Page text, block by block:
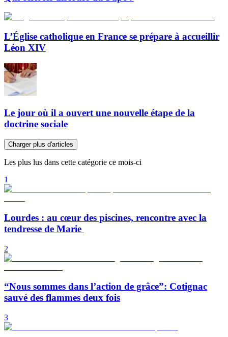
L’Église catholique en France se prépare à accueillir
Léon XIV
Le jour où il a ouvert une nouvelle étape de la
doctrine sociale
Charger plus d'articles
Les plus lus dans cette catégorie ce mois-ci
1
Lourdes : au cœur des piscines, rencontre avec la
tendresse de Marie
2
“Nous sommes dans l’action de grâce”: Cotignac
sauvé des flammes deux fois
3